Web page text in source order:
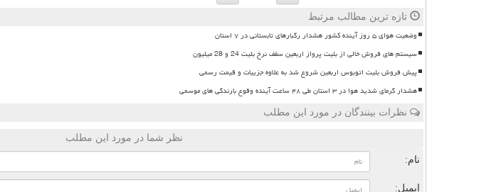
تازه ترین مطالب مرتبط
وضعیت هوای ۵ روز آینده کشور هشدار رگبارهای تابستانی در ۷ استان
سیستم های فروش خالی از بلیت پرواز اربعین سقف نرخ بلیت 24 و 28 میلیون
پیش فروش بلیت اتوبوس اربعین شروع شد به علاوه جزییات و قیمت رسمی
هشدار گرمای شدید هوا در ۳ استان طی ۴۸ ساعت آینده وقوع بارندگی های موسمی
نظرات بینندگان در مورد این مطلب
نظر شما در مورد این مطلب
نام:
ایمیل: